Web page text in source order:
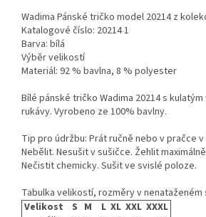
Wadima Pánské tričko model 20214 z
Katalogové číslo: 20214 1
Barva: bílá
Výběr velikostí
Materiál: 92 % bavlna, 8 % polyester
Bílé pánské tričko Wadima 20214 s
rukávy. Vyrobeno ze 100% bavlny.
Tip pro údržbu: Prát ručně nebo v pračce
Nebělit. Nesušit v sušičce. Žehlit
Nečistit chemicky. Sušit ve svislé poloze.
Tabulka velikostí, rozměry v nenataženém
Velikost
S M L XL XXL XXXL